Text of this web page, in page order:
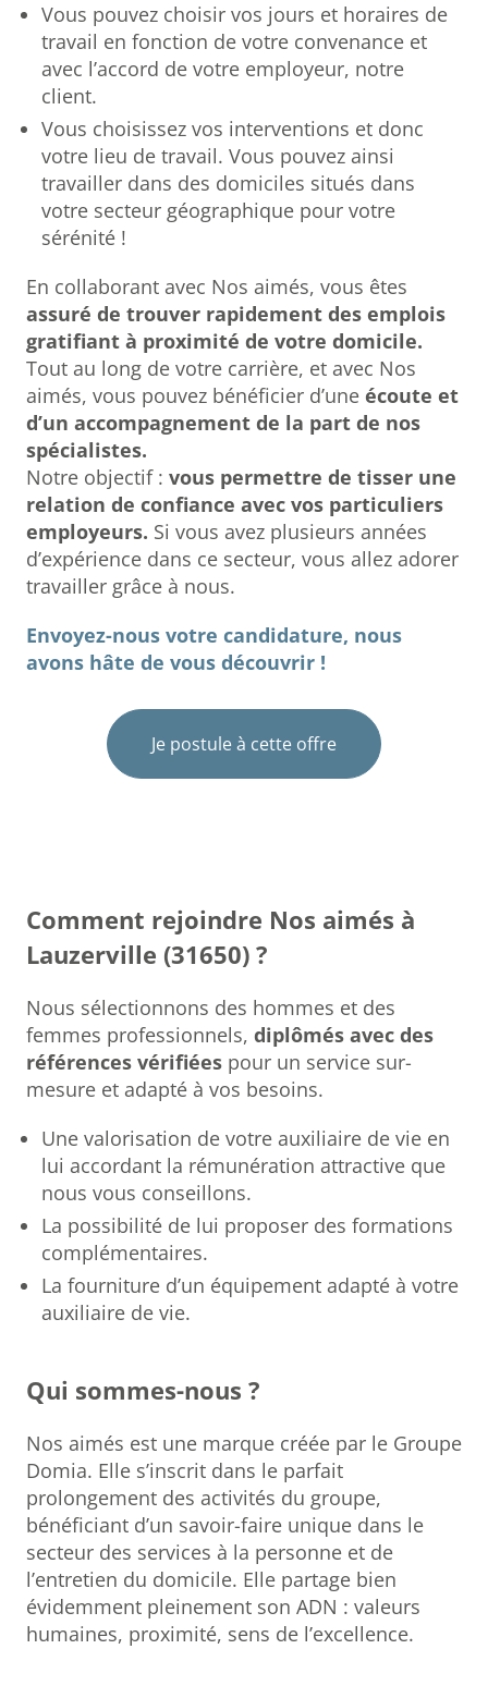
Vous pouvez choisir vos jours et horaires de
travail en fonction de votre convenance et
avec l’accord de votre employeur, notre
client.
Vous choisissez vos interventions et donc
votre lieu de travail. Vous pouvez ainsi
travailler dans des domiciles situés dans
votre secteur géographique pour votre
sérénité !
En collaborant avec Nos aimés, vous êtes
assuré de trouver rapidement des emplois
gratifiant à proximité de votre domicile.
Tout au long de votre carrière, et avec Nos
aimés, vous pouvez bénéficier d’une écoute et
d’un accompagnement de la part de nos
spécialistes.
Notre objectif : vous permettre de tisser une
relation de confiance avec vos particuliers
employeurs. Si vous avez plusieurs années
d’expérience dans ce secteur, vous allez adorer
travailler grâce à nous.
Envoyez-nous votre candidature, nous
avons hâte de vous découvrir !
Je postule à cette offre
Comment rejoindre Nos aimés à
Lauzerville (31650) ?
Nous sélectionnons des hommes et des
femmes professionnels, diplômés avec des
références vérifiéespour un service sur-
mesure et adapté à vos besoins.
Une valorisation de votre auxiliaire de vie en
lui accordant la rémunération attractive que
nous vous conseillons.
La possibilité de lui proposer des formations
complémentaires.
La fourniture d’un équipement adapté à votre
auxiliaire de vie.
Qui sommes-nous ?
Nos aimés est une marque créée par le Groupe
Domia. Elle s’inscrit dans le parfait
prolongement des activités du groupe,
bénéficiant d’un savoir-faire unique dans le
secteur des services à la personne et de
l’entretien du domicile. Elle partage bien
évidemment pleinement son ADN : valeurs
humaines, proximité, sens de l’excellence.